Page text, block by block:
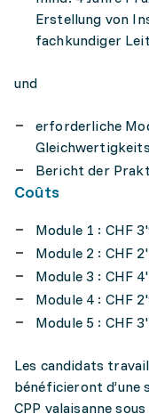
Erstellung von
fachkundiger
und
erforderliche
Bericht der
Coûts
Module 1 : CHF
Module 2 : CHF
Module 3 : CHF
Module 4 : CHF
Module 5 : CHF
Les candidats
bénéficieront d’une
CPP valaisanne